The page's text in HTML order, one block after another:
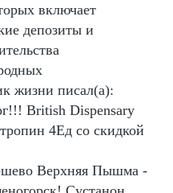
включает
депозиты и
жизни писал(а):
British Dispensary
4Ед со скидкой
Верхняя Пышма -